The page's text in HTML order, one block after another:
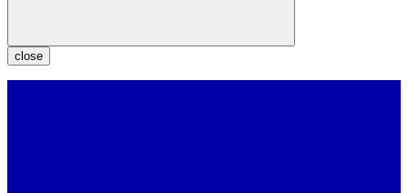
close